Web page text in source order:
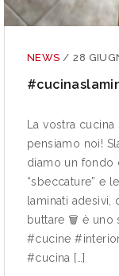
NEWS / 28
La vostra
pensiamo noi!
diamo un fondo
“sbeccature” e
laminati
buttare 🗑 è uno
#cucine
#cucina […]